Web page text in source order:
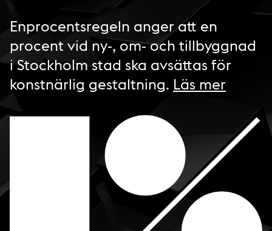
Enprocentsregeln anger att en
procent vid ny-, om- och tillbyggnad
i Stockholm stad ska avsättas för
konstnärlig gestaltning. Läs mer